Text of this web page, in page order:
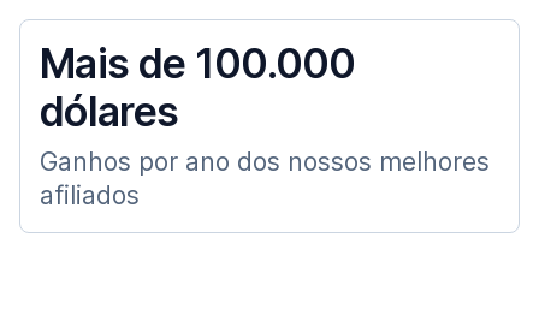
Mais de 100.000
dólares
Ganhos por ano dos nossos melhores
afiliados